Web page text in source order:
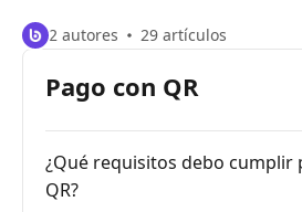
2 autores 29 artículos
Pago con QR
¿Qué requisitos debo cumplir
QR?